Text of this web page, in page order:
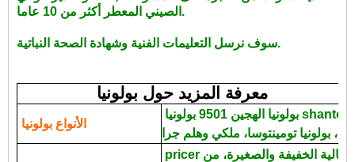
الصيني المعطر أكثر من 10 عاما.
سوف نرسل التعليمات الفنية وشهادة الصحة النباتية.
معرفة المزيد حول بولونيا
الأنواع بولونيا
عالية الخفيفة والصغيرة، من